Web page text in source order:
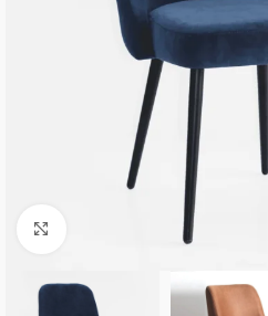
Click to enlarge